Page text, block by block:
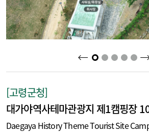
2 3 4 5
[고령군청]
대가야역사테마관광지 제1캠핑장
Daegaya History Theme Tourist Site